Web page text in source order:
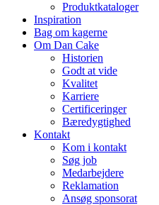
Produktkataloger
Inspiration
Bag om kagerne
Om Dan Cake
Historien
Godt at vide
Kvalitet
Karriere
Certificeringer
Bæredygtighed
Kontakt
Kom i kontakt
Søg job
Medarbejdere
Reklamation
Ansøg sponsorat